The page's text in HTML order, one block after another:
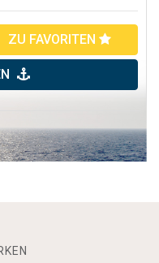
ZU FAVORITEN